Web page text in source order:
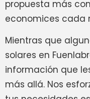
propuesta más
economices cada
Mientras que
solares en
información que
más allá. Nos